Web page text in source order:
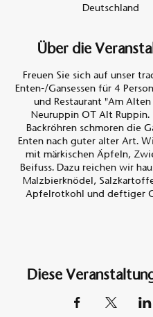
Deutschland
Über die
Freuen Sie sich auf unser
Enten-/Gansessen für 4
und Restaurant "Am Alten
Neuruppin OT Alt Ruppin.
Backröhren schmoren die
Enten nach guter alter Art.
mit märkischen Äpfeln,
Beifuss. Dazu reichen wir
Malzbierknödel,
Apfelrotkohl und deftiger
In der Zeit vom
01.11.2023 bis 22.12.2023
2 ganze Enten oder 1 ganze
Diese